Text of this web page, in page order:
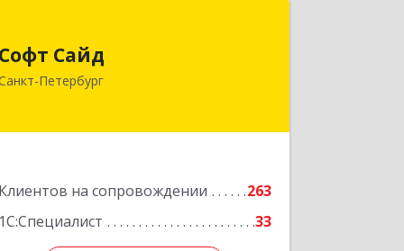
Софт Сайд
Петербург
Клиентов на сопровождении
263
1С:Специалист
33
190020, Санкт-Петербург г, Рижский
Подробнее